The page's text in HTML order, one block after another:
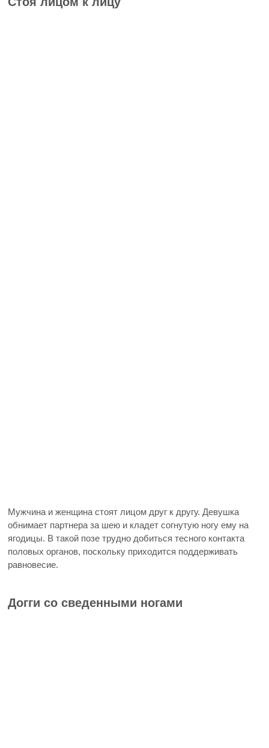
Мужчина и женщина стоят лицом друг к другу. Девушка
обнимает партнера за шею и кладет согнутую ногу ему на
ягодицы. В такой позе трудно добиться тесного контакта
половых органов, поскольку приходится поддерживать
равновесие.
Догги со сведенными ногами